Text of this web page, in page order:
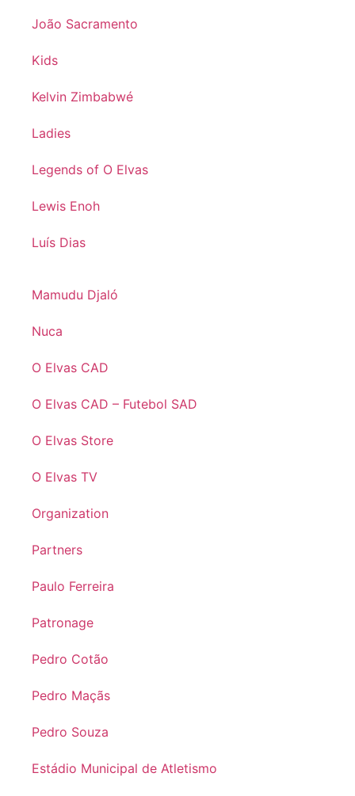
João Sacramento
Kids
Kelvin Zimbabwé
Ladies
Legends of O Elvas
Lewis Enoh
Luís Dias
Mamudu Djaló
Nuca
O Elvas CAD
O Elvas CAD – Futebol SAD
O Elvas Store
O Elvas TV
Organization
Partners
Paulo Ferreira
Patronage
Pedro Cotão
Pedro Maçãs
Pedro Souza
Estádio Municipal de Atletismo